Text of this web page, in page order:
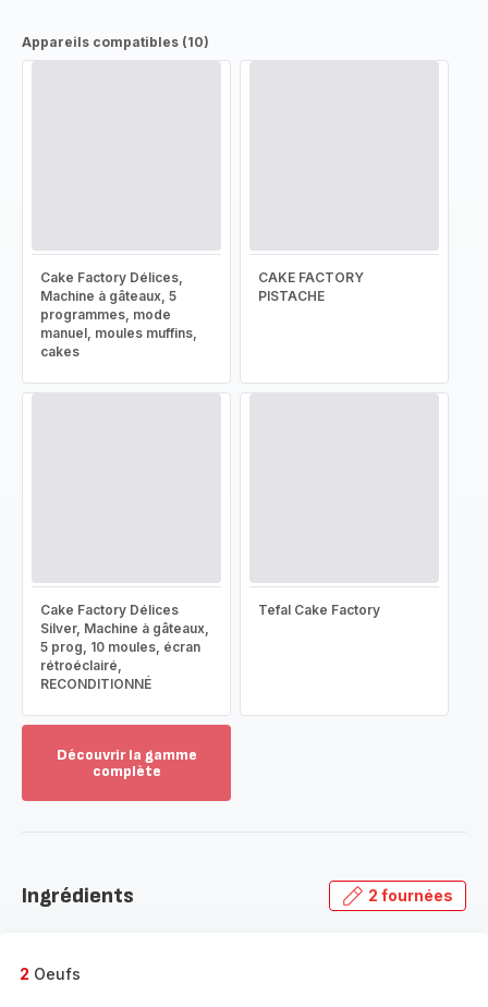
Appareils compatibles (10)
Cake Factory Délices,
Machine à gâteaux, 5
programmes, mode
manuel, moules muffins,
cakes
CAKE FACTORY
PISTACHE
Cake Factory Délices
Silver, Machine à gâteaux,
5 prog, 10 moules, écran
rétroéclairé,
RECONDITIONNÉ
Tefal Cake Factory
Découvrir la gamme
complète
gamme
Ingrédients 2 fournées
2 Oeufs